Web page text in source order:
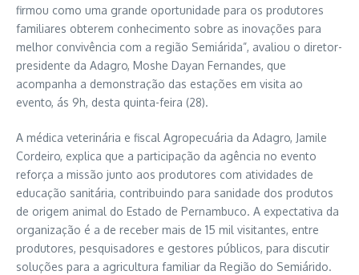
firmou como uma grande oportunidade para os produtores
familiares obterem conhecimento sobre as inovações para
melhor convivência com a região Semiárida”, avaliou o diretor-
presidente da Adagro, Moshe Dayan Fernandes, que
acompanha a demonstração das estações em visita ao
evento, ás 9h, desta quinta-feira (28).
A médica veterinária e fiscal Agropecuária da Adagro, Jamile
Cordeiro, explica que a participação da agência no evento
reforça a missão junto aos produtores com atividades de
educação sanitária, contribuindo para sanidade dos produtos
de origem animal do Estado de Pernambuco. A expectativa da
organização é a de receber mais de 15 mil visitantes, entre
produtores, pesquisadores e gestores públicos, para discutir
soluções para a agricultura familiar da Região do Semiárido.